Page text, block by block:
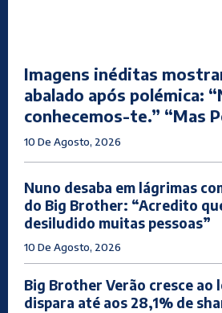
Imagens inéditas
abalado após polémica:
conhecemos-te.” “Mas
10 De Agosto, 2026
Nuno desaba em lágrimas
do Big Brother: “Acredito
desiludido muitas pessoas”
10 De Agosto, 2026
Big Brother Verão cresce ao
dispara até aos 28,1% de